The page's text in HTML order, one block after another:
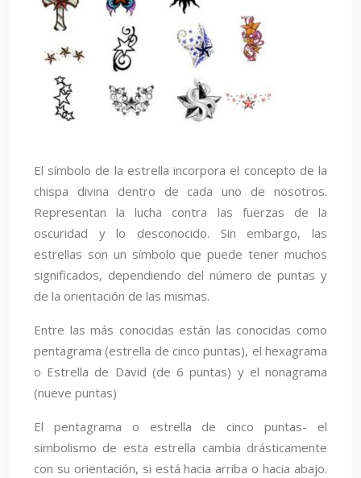
El símbolo de la estrella incorpora el concepto de la
chispa divina dentro de cada uno de nosotros.
Representan la lucha contra las fuerzas de la
oscuridad y lo desconocido. Sin embargo, las
estrellas son un símbolo que puede tener muchos
significados, dependiendo del número de puntas y
de la orientación de las mismas.
Entre las más conocidas están las conocidas como
pentagrama (estrella de cinco puntas), el hexagrama
o Estrella de David (de 6 puntas) y el nonagrama
(nueve puntas)
El pentagrama o estrella de cinco puntas- el
simbolismo de esta estrella cambia drásticamente
con su orientación, si está hacia arriba o hacia abajo.